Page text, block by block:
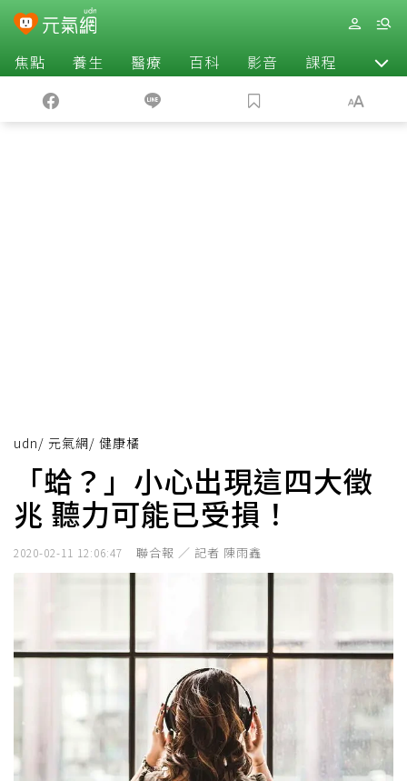
焦點 養生 醫療 百科 影音 課程 退休
udn/ 元氣網/ 健康橘
「蛤？」小心出現這四大徵
兆 聽力可能已受損！
2020-02-11 12:06:47 聯合報 ／ 記者 陳雨鑫